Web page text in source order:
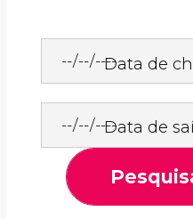
Data de
Data de